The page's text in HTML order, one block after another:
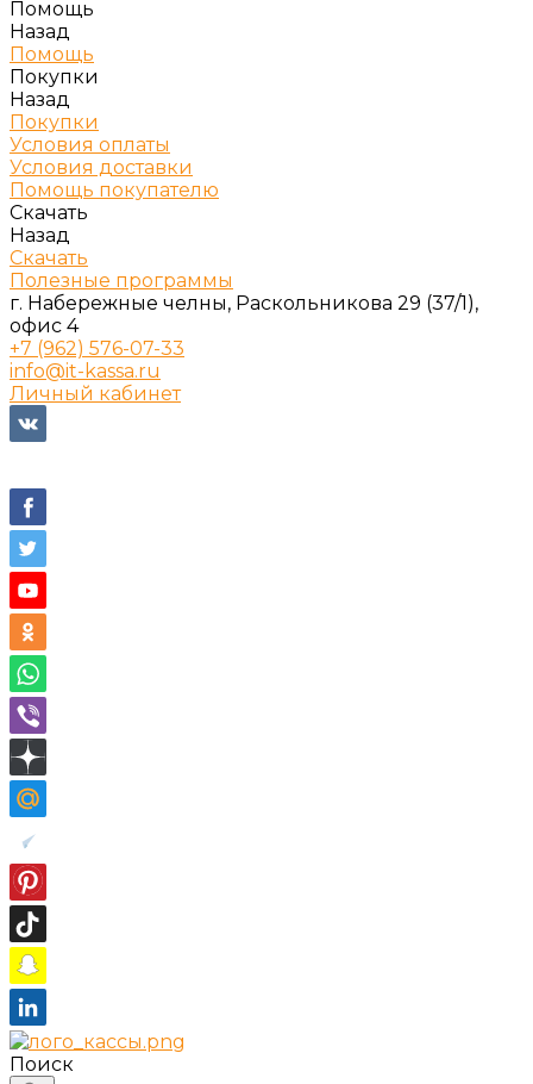
Помощь
Назад
Помощь
Покупки
Назад
Покупки
Условия оплаты
Условия доставки
Помощь покупателю
Скачать
Назад
Скачать
Полезные программы
г. Набережные челны, Раскольникова 29 (37/1),
офис 4
+7 (962) 576-07-33
info@it-kassa.ru
Личный кабинет
Поиск